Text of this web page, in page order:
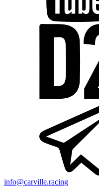
info@carville.racing